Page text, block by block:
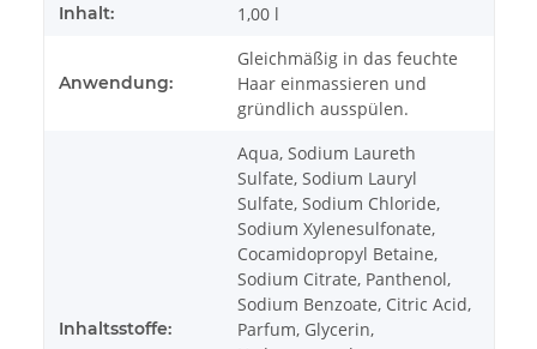
Inhalt: 1,00 l
Anwendung:
Gleichmäßig in das feuchte
Haar einmassieren und
gründlich ausspülen.
Inhaltsstoffe:
Aqua, Sodium Laureth
Sulfate, Sodium Lauryl
Sulfate, Sodium Chloride,
Sodium Xylenesulfonate,
Cocamidopropyl Betaine,
Sodium Citrate, Panthenol,
Sodium Benzoate, Citric Acid,
Parfum, Glycerin,